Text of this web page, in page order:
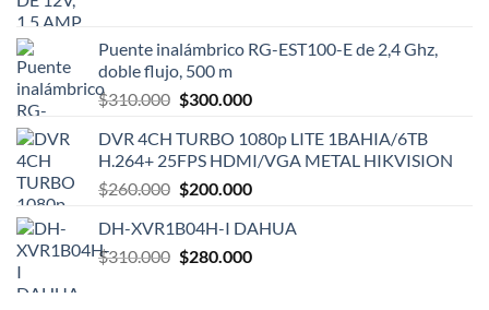
Puente inalámbrico RG-EST100-E de 2,4 Ghz,
doble flujo, 500 m
$310.000 El
original
era:
$310.000.
$300.000El
actual
es:
$300.000.
DVR 4CH TURBO 1080p LITE 1BAHIA/6TB
H.264+ 25FPS HDMI/VGA METAL HIKVISION
$260.000 El
original
era:
$200.000El
actual
es:
DH-XVR1B04H-I DAHUA
$310.000 El
$280.000El